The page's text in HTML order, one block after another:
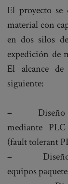
El proyecto
material con
en dos silos
expedición de
El alcance
siguiente:
– Diseño de
mediante
(fault tolerant
– Diseño y
equipos